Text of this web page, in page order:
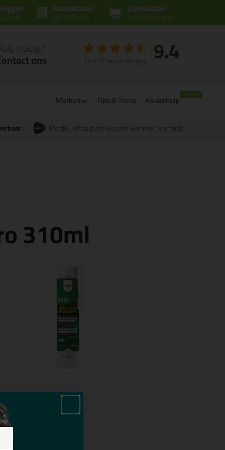
0 producten
in winkelwagen
Bestelstatus
controleren
nodig?
ons 9.4
16.432 beoordelingen
Merken Tips & Tricks Keuzehulp
PostNL afhaalpunt: kies zelf wanneer je afhaalt
310ml